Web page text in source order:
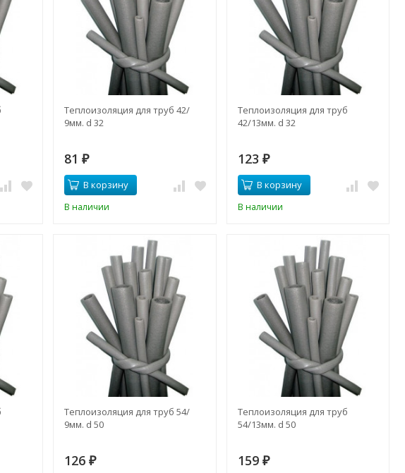
Теплоизоляция для труб 42/
9мм. d 32
81₽
В корзину
В наличии
Теплоизоляция для труб
42/13мм. d 32
123 ₽
В корзину
В наличии
Теплоизоляция для труб 54/
9мм. d 50
126₽
Теплоизоляция для труб
54/13мм. d 50
159 ₽